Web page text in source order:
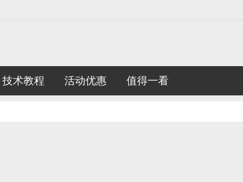
技术教程 活动优惠 值得一看